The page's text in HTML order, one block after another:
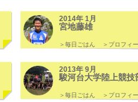
2014年 1月
宮地藤雄
＞毎日ごはん ＞プロフィ
2013年 9月
駿河台大学陸上競技
＞毎日ごはん ＞プロフィ